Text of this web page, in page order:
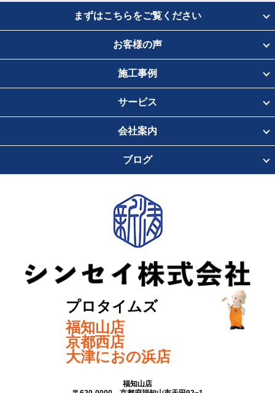
まずはこちらをご覧ください
お客様の声
施工事例
サービス
会社案内
ブログ
プロタイムズ
福知山店
京都西店
大津におの浜店
福知山店